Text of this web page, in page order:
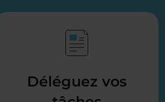
Déléguez vos